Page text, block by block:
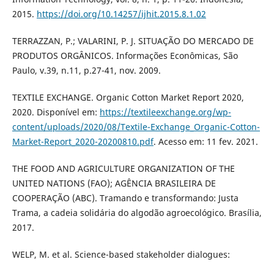
2015. https://doi.org/10.14257/ijhit.2015.8.1.02
TERRAZZAN, P.; VALARINI, P. J. SITUAÇÃO DO MERCADO DE
PRODUTOS ORGÂNICOS. Informações Econômicas, São
Paulo, v.39, n.11, p.27-41, nov. 2009.
TEXTILE EXCHANGE. Organic Cotton Market Report 2020,
2020. Disponível em: https://textileexchange.org/wp-
content/uploads/2020/08/Textile-Exchange_Organic-Cotton-
Market-Report_2020-20200810.pdf. Acesso em: 11 fev. 2021.
THE FOOD AND AGRICULTURE ORGANIZATION OF THE
UNITED NATIONS (FAO); AGÊNCIA BRASILEIRA DE
COOPERAÇÃO (ABC). Tramando e transformando: Justa
Trama, a cadeia solidária do algodão agroecológico. Brasília,
2017.
WELP, M. et al. Science-based stakeholder dialogues: